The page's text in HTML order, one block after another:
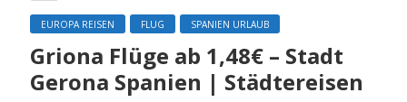
EUROPA REISEN FLUG SPANIEN URLAUB
Griona Flüge ab 1,48€ – Stadt
Gerona Spanien | Städtereisen